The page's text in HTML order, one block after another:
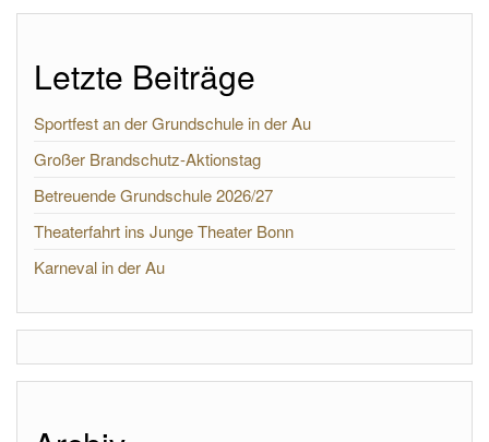
Letzte Beiträge
Sportfest an der Grundschule in der Au
Großer Brandschutz-Aktionstag
Betreuende Grundschule 2026/27
Theaterfahrt ins Junge Theater Bonn
Karneval in der Au